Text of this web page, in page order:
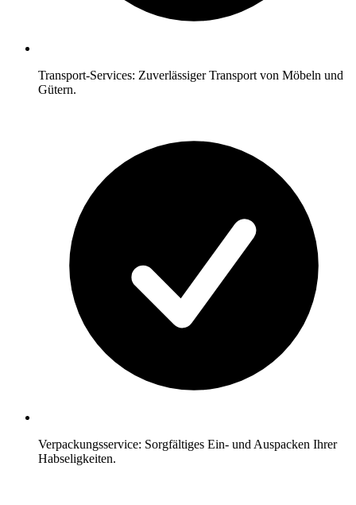
Transport-Services: Zuverlässiger Transport von Möbeln und
Gütern.
Verpackungsservice: Sorgfältiges Ein- und Auspacken Ihrer
Habseligkeiten.